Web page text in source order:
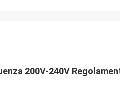
200V-240V